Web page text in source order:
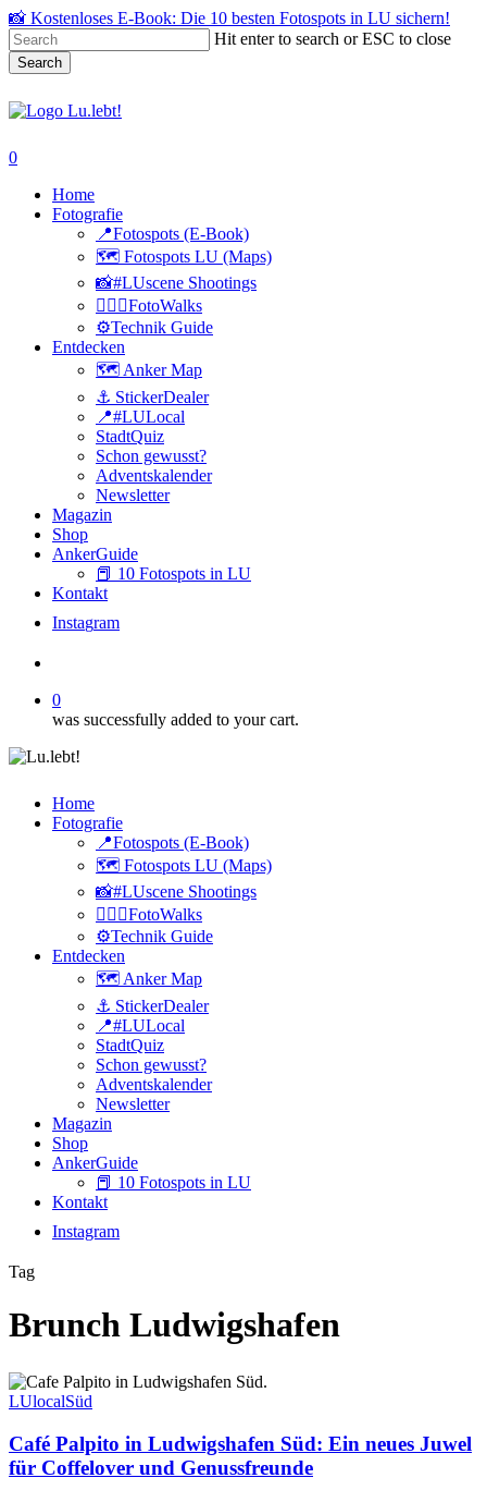
Skip
to
main
content
📸 Kostenloses E-Book: Die 10 besten Fotospots in LU sichern!
Hit enter to search or ESC to close
Search
Close
search
0
Home
Fotografie
📍Fotospots (E-Book)
🗺️ Fotospots LU (Maps)
📸#LUscene Shootings
🚶🏻‍♂️FotoWalks
⚙️Technik Guide
Entdecken
🗺️ Anker Map
⚓️ StickerDealer
📍#LULocal
StadtQuiz
Schon gewusst?
Adventskalender
Newsletter
Magazin
Shop
AnkerGuide
📕 10 Fotospots in LU
Kontakt
Instagram
0
was successfully added to your cart.
Home
Fotografie
📍Fotospots (E-Book)
🗺️ Fotospots LU (Maps)
📸#LUscene Shootings
🚶🏻‍♂️FotoWalks
⚙️Technik Guide
Entdecken
🗺️ Anker Map
⚓️ StickerDealer
📍#LULocal
StadtQuiz
Schon gewusst?
Adventskalender
Newsletter
Magazin
Shop
AnkerGuide
📕 10 Fotospots in LU
Kontakt
Instagram
Tag
Brunch Ludwigshafen
Café
Palpito
Ludwigshafen
Süd:
Ein
LUlocalSüd
Café Palpito in Ludwigshafen Süd: Ein neues Juwel
für Coffelover und Genussfreunde